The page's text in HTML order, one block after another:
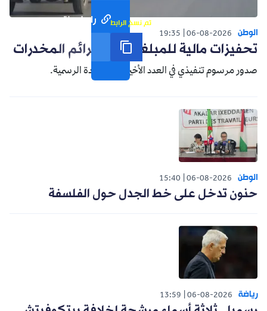
رابط مختصر تم نسخ الرابط
الوطن 06-08-2026
19:35
تحفيزات مالية للمبلغين عن جرائم المخدرات
صدور مرسوم تنفيذي في العدد الأخير من الجريدة الرسمية.
الوطن 06-08-2026
15:40
حنون تدخل على خط الجدل حول الفلسفة
رياضة 06-08-2026
13:59